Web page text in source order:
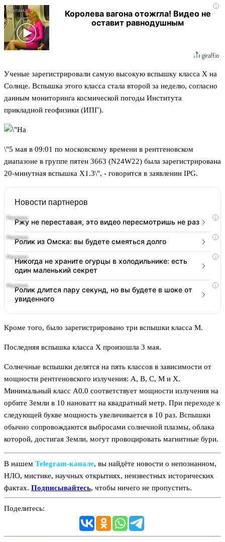
i
Королева вагона отожгла! Видео не
оставит равнодушным
Ученые зарегистрировали самую высокую вспышку класса X на
Солнце. Вспышка этого класса стала второй за неделю, согласно
данным мониторинга космической погоды Института
прикладной геофизики (ИПГ).
\"5 мая в 09:01 по московскому времени в рентгеновском
диапазоне в группе пятен 3663 (N24W22) была зарегистрирована
20-минутная вспышка X1.3\", - говорится в заявлении IPG.
Новости партнеров
i
Ржу не переставая, это видео пересмотришь не раз
i
Ролик из Омска: вы будете смеяться долго
i
Никогда не храните огурцы в холодильнике: есть
один маленький секрет
i
Ролик длится пару секунд, но вы будете в шоке от
увиденного
Кроме того, было зарегистрировано три вспышки класса М.
Последняя вспышка класса X произошла 3 мая.
Солнечные вспышки делятся на пять классов в зависимости от
мощности рентгеновского излучения: A, B, C, M и X.
Минимальный класс A0.0 соответствует мощности излучения на
орбите Земли в 10 нановатт на квадратный метр. При переходе к
следующей букве мощность увеличивается в 10 раз. Вспышки
обычно сопровождаются выбросами солнечной плазмы, облака
которой, достигая Земли, могут провоцировать магнитные бури.
В нашем Telegram‑канале, вы найдёте новости о непознанном,
НЛО, мистике, научных открытиях, неизвестных исторических
фактах. Подписывайтесь, чтобы ничего не пропустить.
Поделитесь: